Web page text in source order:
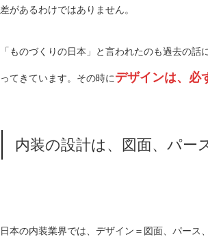
差があるわけではありません。
「ものづくりの日本」と言われたのも過去の
ってきています。その時にデザインは、必
内装の設計は、図面、パ
日本の内装業界では、デザイン＝図面、パー